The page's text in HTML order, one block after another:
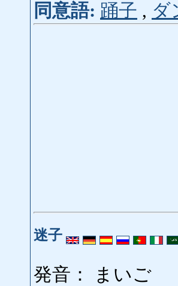
同意語: 踊子 , ダ
迷子
発音： まいご